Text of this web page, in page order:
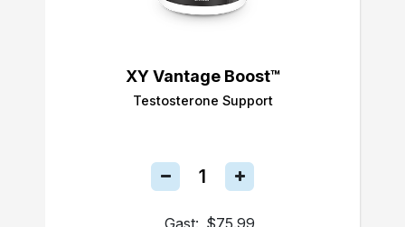
XY Vantage Boost™
Testosterone Support
Gast: $75.99